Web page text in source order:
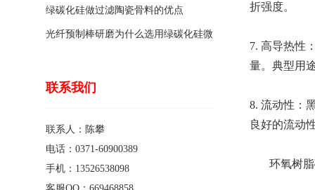
涂料的优点
绿碳化硅做过滤陶瓷骨料的优点
光纤预制棒研磨为什么选用绿碳化硅微
联系我们
联系人：陈攀
电话：0371-60900389
手机：13526538098
折强度。
7. 高导热性
量。典型用
8. 流动性：
良好的流动
环氧树脂